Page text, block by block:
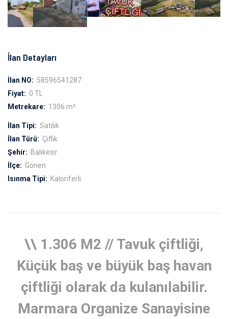
İlan Detayları
İlan NO: 58596541287
Fiyat: 0 TL
Metrekare: 1306 m²
İlan Tipi: Satılık
İlan Türü: Çiflik
Şehir: Balıkesir
İlçe: Gönen
Isınma Tipi: Kaloriferli
\\ 1.306 M2 // Tavuk çiftliği,
Küçük baş ve büyük baş havan
çiftliği olarak da kulanılabilir.
Marmara Organize Sanayisine